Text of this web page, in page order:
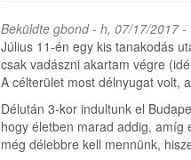
Beküldte gbond- h, 07/17/2017 -
Július 11-én egy kis tanakodás
csak vadászni akartam végre
A célterület most délnyugat volt,
Délután 3-kor indultunk el
hogy életben marad addig, amíg
még délebbre kell mennünk,